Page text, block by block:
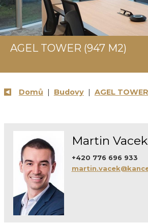
AGEL TOWER (947 M2)
Domů | Budovy| AGEL TOWER
Martin Vacek
+420 776 696 933